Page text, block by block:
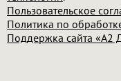
Пользовательское
Политика по
Поддержка сайта «А2